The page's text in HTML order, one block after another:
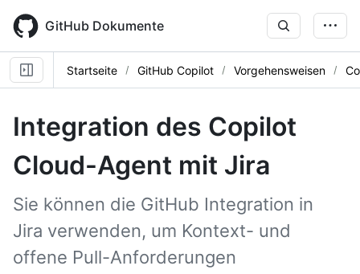
main
content
GitHub Dokumente
Startseite GitHub Copilot Vorgehensweisen
Integration des Copilot
Cloud-Agent mit Jira
Sie können die GitHub Integration in
Jira verwenden, um Kontext- und
offene Pull-Anforderungen